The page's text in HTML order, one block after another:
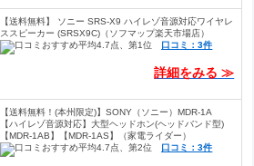
【送料無料】 ソニー SRS-X9 ハイレゾ音源対応ワイヤレ
ススピーカー (SRSX9C)（ソフマップ楽天市場店）
口コミ：3件
詳細をみる ≫
【送料無料！(本州限定)】SONY（ソニー）MDR-1A
【ハイレゾ音源対応】大型ヘッドホン(ヘッドバンド型)
【MDR-1AB】【MDR-1AS】（家電ライダー）
口コミ：3件